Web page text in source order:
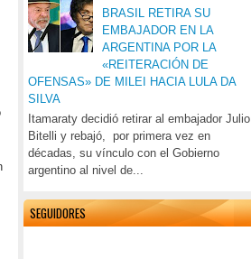
BRASIL RETIRA SU
EMBAJADOR EN LA
ARGENTINA POR LA
«REITERACIÓN DE
OFENSAS» DE MILEI HACIA LULA DA
SILVA
Itamaraty decidió retirar al embajador Julio
Bitelli y rebajó, por primera vez en
décadas, su vínculo con el Gobierno
argentino al nivel de...
SEGUIDORES